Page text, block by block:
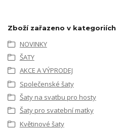
Zboží zařazeno v kategoriích
NOVINKY
ŠATY
AKCE A VÝPRODEJ
Společenské šaty
Šaty na svatbu pro hosty
Šaty pro svatební matky
Květinové šaty